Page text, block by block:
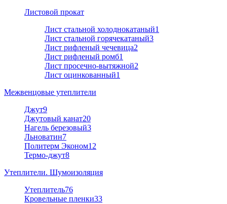
Листовой прокат
Лист стальной холоднокатаный1
Лист стальной горячекатаный3
Лист рифленый чечевица2
Лист рифленый ромб1
Лист просечно-вытяжной2
Лист оцинкованный1
Межвенцовые утеплители
Джут9
Джутовый канат20
Нагель березовый3
Льноватин7
Политерм Эконом12
Термо-джут8
Утеплители. Шумоизоляция
Утеплитель76
Кровельные пленки33